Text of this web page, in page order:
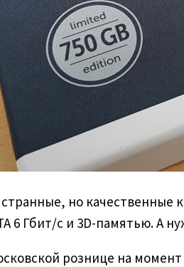
но
6 Гбит/с и 3D-памятью. А
рознице на